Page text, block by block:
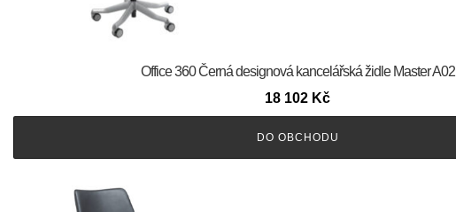
Office 360 Černá designová kancelářská židle Master A02
18 102 Kč
DO OBCHODU